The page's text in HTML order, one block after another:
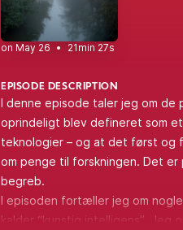
• 21min 27s
EPISODE DESCRIPTION
I denne episode taler jeg om de
oprindeligt blev defineret som
teknologier – og at det først og
om penge til forskningen. Det
begreb.
I episoden fortæller jeg om
kalder “kunstig intelligens”. Jeg